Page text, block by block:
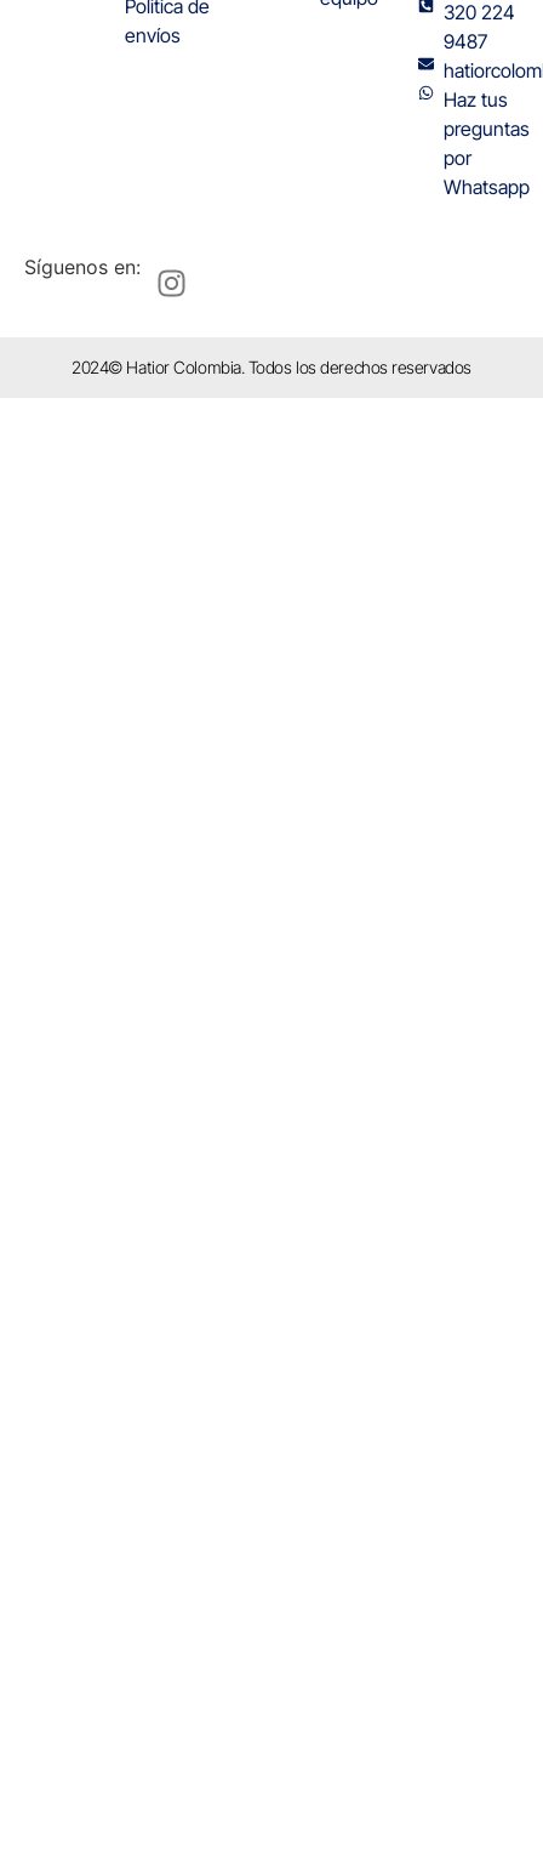
Politica de
envíos
320 224
9487
Haz tus
preguntas
por
Whatsapp
Síguenos en:
2024© Hatior Colombia. Todos los derechos reservados